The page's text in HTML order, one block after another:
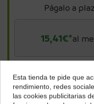
Págalo a
15,41€*al
*Importe a financiar369,79 €/
¿Dónde
Selecciona tu
Esta tienda te pide que
rendimiento, redes
las cookies publicitarias